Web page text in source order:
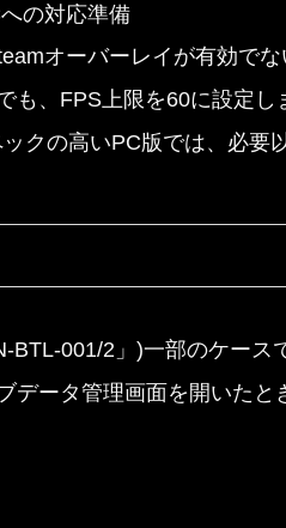
の対応準備
オーバーレイが有効で
も、FPS上限を60に設定し
クの高いPC版では、必要
BTL-001/2」)一部のケー
データ管理画面を開いた